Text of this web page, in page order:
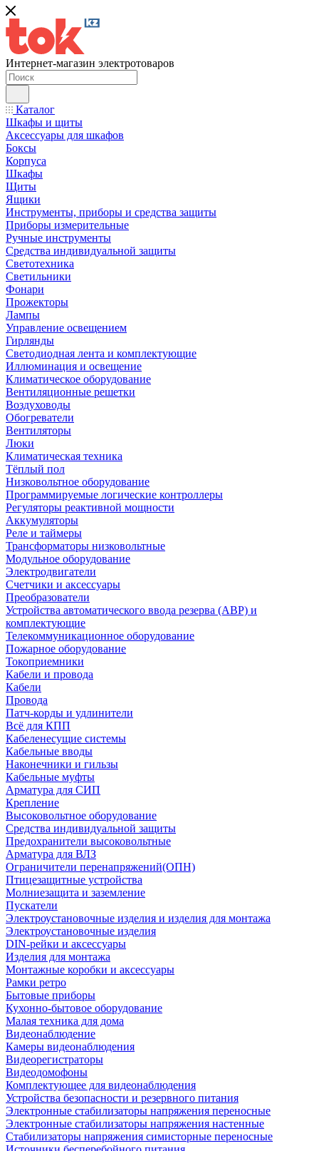
Интернет-магазин электротоваров
Каталог
Шкафы и щиты
Аксессуары для шкафов
Боксы
Корпуса
Шкафы
Щиты
Ящики
Инструменты, приборы и средства защиты
Приборы измерительные
Ручные инструменты
Средства индивидуальной защиты
Светотехника
Светильники
Фонари
Прожекторы
Лампы
Управление освещением
Гирлянды
Светодиодная лента и комплектующие
Иллюминация и освещение
Климатическое оборудование
Вентиляционные решетки
Воздуховоды
Обогреватели
Вентиляторы
Люки
Климатическая техника
Тёплый пол
Низковольтное оборудование
Программируемые логические контроллеры
Регуляторы реактивной мощности
Аккумуляторы
Реле и таймеры
Трансформаторы низковольтные
Модульное оборудование
Электродвигатели
Счетчики и аксессуары
Преобразователи
Устройства автоматического ввода резерва (АВР) и
комплектующие
Телекоммуникационное оборудование
Пожарное оборудование
Токоприемники
Кабели и провода
Кабели
Провода
Патч-корды и удлинители
Всё для КПП
Кабеленесущие системы
Кабельные вводы
Наконечники и гильзы
Кабельные муфты
Арматура для СИП
Крепление
Высоковольтное оборудование
Средства индивидуальной защиты
Предохранители высоковольтные
Арматура для ВЛЗ
Ограничители перенапряжений(ОПН)
Птицезащитные устройства
Молниезащита и заземление
Пускатели
Электроустановочные изделия и изделия для монтажа
Электроустановочные изделия
DIN-рейки и аксессуары
Изделия для монтажа
Монтажные коробки и аксессуары
Рамки ретро
Бытовые приборы
Кухонно-бытовое оборудование
Малая техника для дома
Видеонаблюдение
Камеры видеонаблюдения
Видеорегистраторы
Видеодомофоны
Комплектующее для видеонаблюдения
Устройства безопасности и резервного питания
Электронные стабилизаторы напряжения переносные
Электронные стабилизаторы напряжения настенные
Стабилизаторы напряжения симисторные переносные